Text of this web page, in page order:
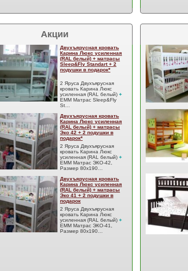
Акции
Двухъярусная кровать
Карина Люкс усиленная
(RAL белый) + матрасы
Sleep&Fly Standart + 2
подушки в подарок*
2 Яруса Двухъярусная
кровать Карина Люкс
усиленная (RAL белый) +
EMM Матрас Sleep&Fly
St…
Двухъярусная кровать
Карина Люкс усиленная
(RAL белый) + матрасы
Эко 42 + 2 подушки в
подарок*
2 Яруса Двухъярусная
кровать Карина Люкс
усиленная (RAL белый) +
EMM Матрас ЭКО-42,
Размер 80x190…
Двухъярусная кровать
Карина Люкс усиленная
(RAL белый) + матрасы
Эко 41 + 2 подушки в
подарок
2 Яруса Двухъярусная
кровать Карина Люкс
усиленная (RAL белый) +
EMM Матрас ЭКО-41,
Размер 80x190…